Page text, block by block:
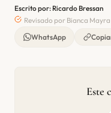
Escrito por: Ricardo Bressan
Revisado por Bianca
WhatsApp
Este